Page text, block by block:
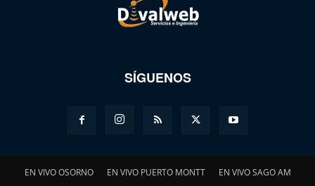
SÍGUENOS
EN VIVO OSORNO EN VIVO PUERTO MONTT EN VIVO SAGO AM